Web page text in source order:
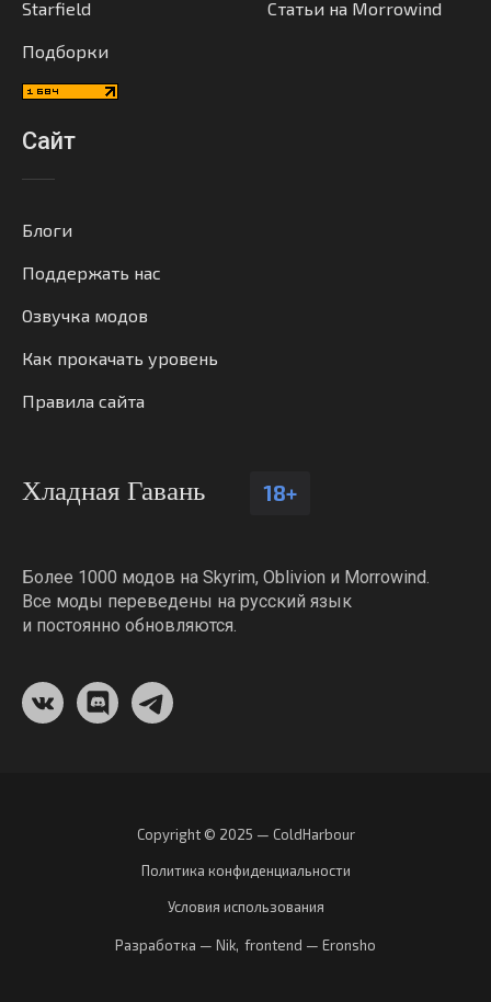
Starfield
Подборки
Статьи на Morrowind
Сайт
Блоги
Поддержать нас
Озвучка модов
Как прокачать уровень
Правила сайта
Хладная Гавань 18+
Более 1000 модов на Skyrim, Oblivion и Morrowind.
Все моды переведены на русский язык
и постоянно обновляются.
Copyright © 2025 — ColdHarbour
Политика конфиденциальности
Условия использования
Разработка — Nik, frontend — Eronsho